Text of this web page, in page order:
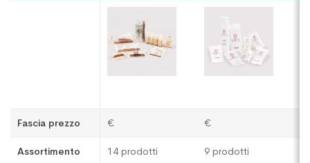
Fascia prezzo € €
Assortimento 14 prodotti 9 prodotti